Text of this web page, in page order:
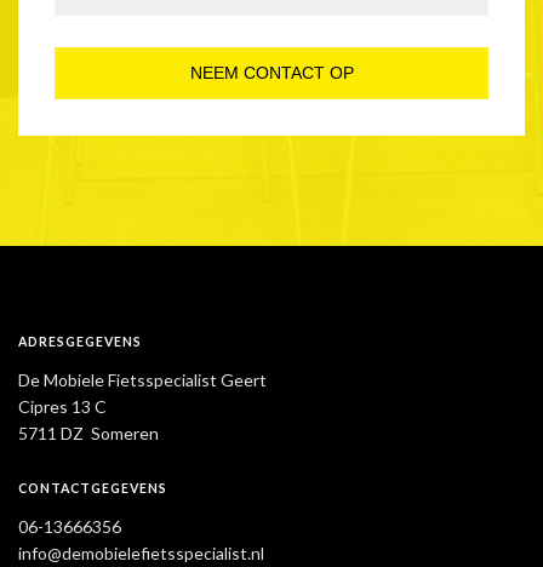
NEEM CONTACT OP
ADRESGEGEVENS
De Mobiele Fietsspecialist Geert
Cipres 13 C
5711 DZ Someren
CONTACTGEGEVENS
06-13666356
info@demobielefietsspecialist.nl